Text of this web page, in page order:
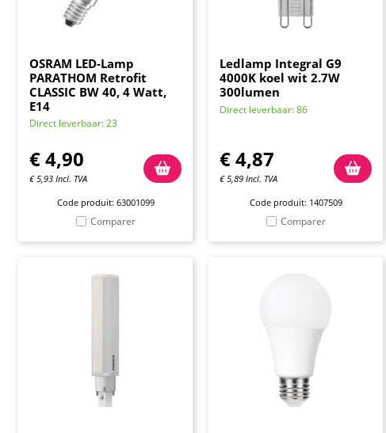
OSRAM LED-Lamp
PARATHOM Retrofit
CLASSIC BW 40, 4 Watt,
E14
Direct leverbaar: 23
€4,90
€5,93 Incl. TVA
Code produit: 63001099
Comparer
Ledlamp Integral G9
4000K koel wit 2.7W
300lumen
Direct leverbaar: 86
€4,87
€5,89 Incl. TVA
Code produit: 1407509
Comparer